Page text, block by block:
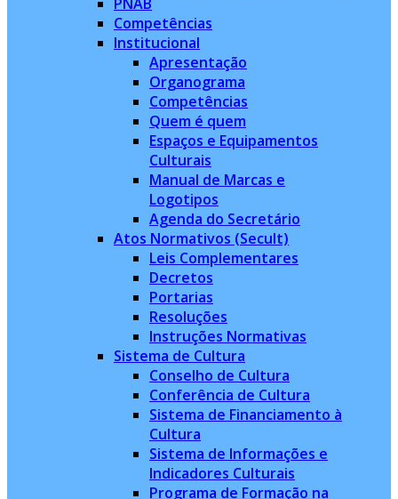
Competências
Institucional
Apresentação
Organograma
Competências
Quem é quem
Espaços e Equipamentos
Culturais
Manual de Marcas e
Logotipos
Agenda do Secretário
Atos Normativos (Secult)
Leis Complementares
Decretos
Portarias
Resoluções
Instruções Normativas
Sistema de Cultura
Conselho de Cultura
Conferência de Cultura
Sistema de Financiamento à
Cultura
Sistema de Informações e
Indicadores Culturais
Programa de Formação na